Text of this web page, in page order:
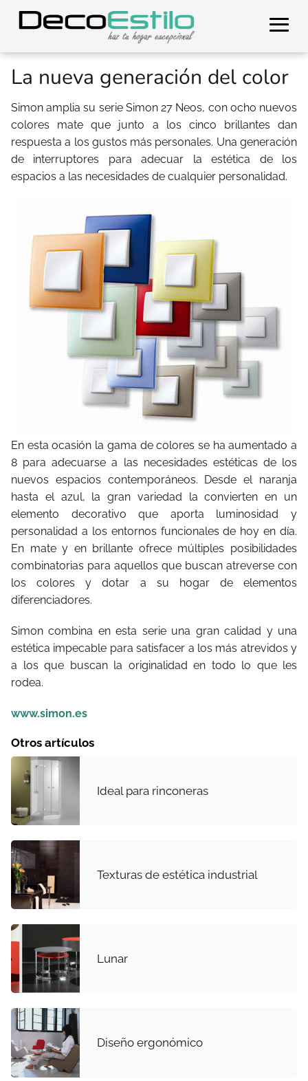
La nueva generación del color
Simon amplia su serie Simon 27 Neos, con ocho nuevos
colores mate que junto a los cinco brillantes dan
respuesta a los gustos más personales. Una generación
de interruptores para adecuar la estética de los
espacios a las necesidades de cualquier personalidad.
En esta ocasión la gama de colores se ha aumentado a
8 para adecuarse a las necesidades estéticas de los
nuevos espacios contemporáneos. Desde el naranja
hasta el azul, la gran variedad la convierten en un
elemento decorativo que aporta luminosidad y
personalidad a los entornos funcionales de hoy en día.
En mate y en brillante ofrece múltiples posibilidades
combinatorias para aquellos que buscan atreverse con
los colores y dotar a su hogar de elementos
diferenciadores.
Simon combina en esta serie una gran calidad y una
estética impecable para satisfacer a los más atrevidos y
a los que buscan la originalidad en todo lo que les
rodea.
www.simon.es
Otros artículos
Ideal para rinconeras
Texturas de estética industrial
Lunar
Diseño ergonómico